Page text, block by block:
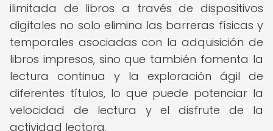
ilimitada de libros a través de dispositivos
digitales no solo elimina las barreras físicas y
temporales asociadas con la adquisición de
libros impresos, sino que también fomenta la
lectura continua y la exploración ágil de
diferentes títulos, lo que puede potenciar la
velocidad de lectura y el disfrute de la
actividad lectora.